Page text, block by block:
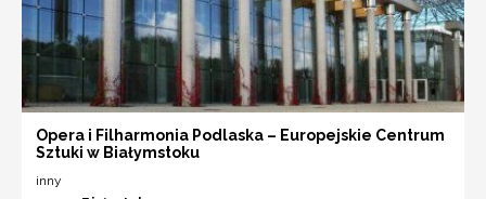
Opera i Filharmonia Podlaska – Europejskie Centrum
Sztuki w Białymstoku
inny